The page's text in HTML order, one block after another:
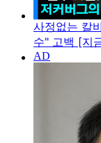
사정없는 칼
수" 고백 [지